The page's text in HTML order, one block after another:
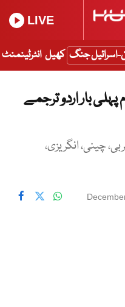
LIVE
اسرائیل جنگ کھیل انٹرٹینمنٹ
پہلی بار اردو ترجمے
عربی، چینی، انگریزی،